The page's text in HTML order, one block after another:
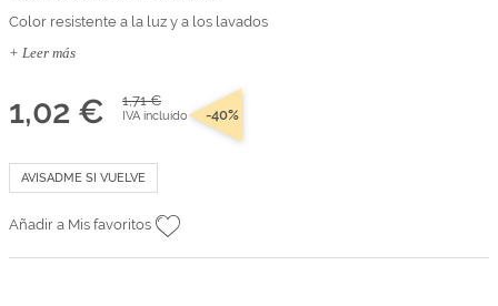
Color resistente a la luz y a los lavados
+ Leer más
1,02 € 1,71 €
IVA incluido -40%
AVISADME SI VUELVE
Añadir a Mis favoritos